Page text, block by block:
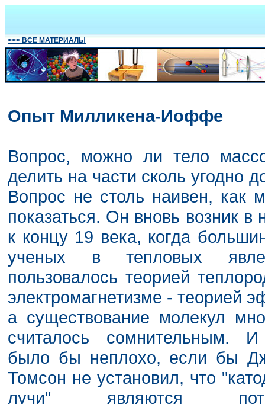
<<< ВСЕ МАТЕРИАЛЫ
Опыт Милликена-Иоффе
Вопрос, можно ли тело
делить на части сколь угодно
Вопрос не столь наивен, как
показаться. Он вновь возник в
к концу 19 века, когда
ученых в тепловых
пользовалось теорией
электромагнетизме - теорией
а существование молекул
считалось сомнительным.
было бы неплохо, если бы
Томсон не установил, что
лучи" являются